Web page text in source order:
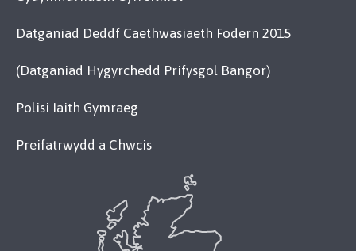
Datganiad Deddf Caethwasiaeth Fodern 2015
(Datganiad Hygyrchedd Prifysgol Bangor)
Polisi Iaith Gymraeg
Preifatrwydd a Chwcis